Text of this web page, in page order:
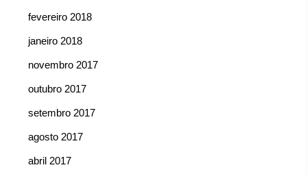
fevereiro 2018
janeiro 2018
novembro 2017
outubro 2017
setembro 2017
agosto 2017
abril 2017